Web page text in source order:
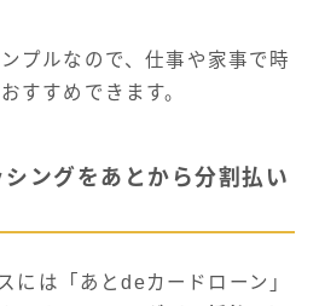
プルなので、仕事や家事で時
すすめできます。
ングをあとから分割払い
には「あとdeカードローン」